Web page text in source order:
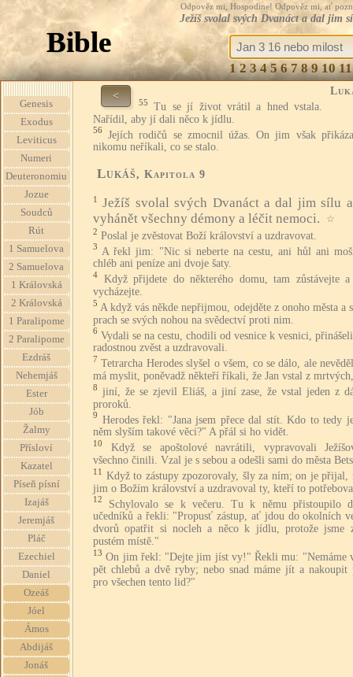
Odpověz mi, Hospodine! Odpověz mi, ať
Ježíš svolal svých Dvanáct a dal jim
Bible
1 2 3 4 5 6 7 8 9 10 11
Genesis
Exodus
Leviticus
Numeri
Deuteronomiu
Jozue
Soudců
Rút
1 Samuelova
2 Samuelova
1 Královská
2 Královská
1 Paralipome
2 Paralipome
Ezdráš
Nehemjáš
Ester
Jób
Žalmy
Přísloví
Kazatel
Píseň písní
Izajáš
Jeremjáš
Pláč
Ezechiel
Daniel
Ozeáš
Jóel
Ámos
Abdijáš
Jonáš
<
55
Tu se jí život vrátil a hned vstala.
Nařídil, aby jí dali něco k jídlu.
56
Jejích rodičů se zmocnil úžas. On jim však
nikomu neříkali, co se stalo.
Lukáš, Kapitola 9
1
Ježíš svolal svých Dvanáct a dal jim sílu
vyhánět všechny démony a léčit nemoci.
☆
2 Poslal je zvěstovat Boží království a uzdravovat.
3 A řekl jim: "Nic si neberte na cestu, ani hůl ani
chléb ani peníze ani dvoje šaty.
4
Když přijdete do některého domu, tam zůstávejte
vycházejte.
5 A když vás někde nepřijmou, odejděte z onoho města a
prach se svých nohou na svědectví proti nim.
6 Vydali se na cestu, chodili od vesnice k vesnici,
radostnou zvěst a uzdravovali.
7 Tetrarcha Herodes slyšel o všem, co se dálo, ale
má myslit, poněvadž někteří říkali, že Jan vstal z mrtvých,
8 jiní, že se zjevil Eliáš, a jiní zase, že vstal jeden z
proroků.
9 Herodes řekl: "Jana jsem přece dal stít. Kdo to tedy
něm slyším takové věci?" A přál si ho vidět.
10
Když se apoštolové navrátili, vypravovali
všechno činili. Vzal je s sebou a odešli sami do města
11 Když to zástupy zpozorovaly, šly za ním; on je
jim o Božím království a uzdravoval ty, kteří to
12
Schylovalo se k večeru. Tu k němu přistoupilo
učedníků a řekli: "Propusť zástup, ať jdou do okolních
dvorů opatřit si nocleh a něco k jídlu, protože jsme
pustém místě."
13 On jim řekl: "Dejte jim jíst vy!" Řekli mu: "Nemáme
pět chlebů a dvě ryby; nebo snad máme jít a nakoupit
pro všechen tento lid?"